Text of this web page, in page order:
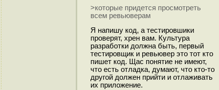
>которые придется просмотреть
всем ревьюверам
Я напишу код, а тестировшики
проверят, хрен вам. Культура
разработки должна быть, первый
тестировщик и ревьювер это тот кто
пишет код. Щас понятие не имеют,
что есть отладка, думают, что кто-то
другой должен прийти и отлаживать
их приложение.